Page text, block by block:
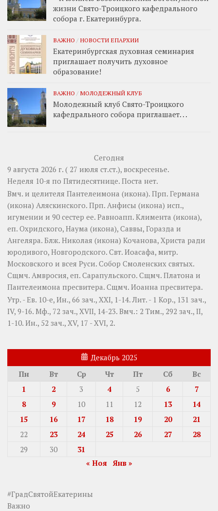
жизни Свято-Троицкого кафедрального
собора г. Екатеринбурга.
ВАЖНО / НОВОСТИ ЕПАРХИИ
Екатеринбургская духовная семинария
приглашает получить духовное
образование!
ВАЖНО / МОЛОДЕЖНЫЙ КЛУБ
Молодежный клуб Свято-Троицкого
кафедрального собора приглашает. . .
Сегодня
9 августа 2026 г. ( 27 июля ст.ст.), воскресенье.
Неделя 10-я по Пятидесятнице. Поста нет.
Вмч. и целителя Пантелеимона (икона). Прп. Германа
(икона) Аляскинского. Прп. Анфисы (икона) исп.,
игумении и 90 сестер ее. Равноапп. Климента (икона),
еп. Охридского, Наума (икона), Саввы, Горазда и
Ангеляра. Блж. Николая (икона) Кочанова, Христа ради
юродивого, Новгородского. Свт. Иоасафа, митр.
Московского и всея Руси. Собор Смоленских святых.
Сщмч. Амвросия, еп. Сарапульского. Сщмч. Платона и
Пантелеимона пресвитера. Сщмч. Иоанна пресвитера.
Утр. - Ев. 10-е, Ин., 66 зач., XXI, 1-14.Лит. - 1 Кор., 131 зач.,
IV, 9-16. Мф., 72 зач., XVII, 14-23. Вмч.: 2 Тим., 292 зач., II,
1-10. Ин., 52 зач., XV, 17 - XVI, 2.
Декабрь 2025
Пн
Вт Ср Чт Пт Сб
Вс
1
2 3 4 5 6
7
8
9 10 11 12 13
14
15
16 17 18 19 20
21
22
23 24 25 26 27
28
29
30
31
« Ноя
Янв »
#ГрадСвятойЕкатерины
Важно